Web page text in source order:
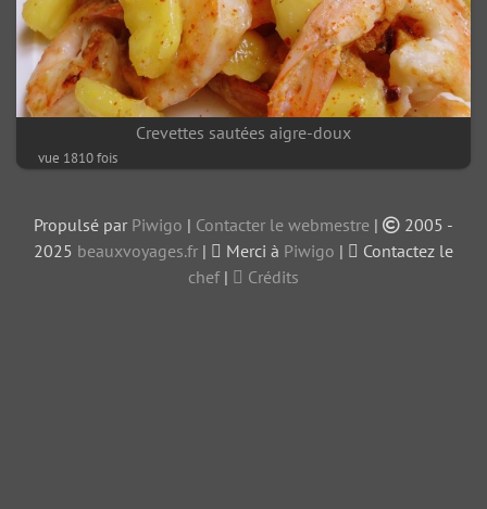
Crevettes sautées aigre-doux
vue 1810 fois
Propulsé par Piwigo | Contacter le webmestre |
2005 -
2025 beauxvoyages.fr | Merci à Piwigo |
Contactez le
chef| Crédits